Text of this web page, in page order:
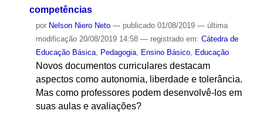
competências
por Nelson Niero Neto — publicado01/08/2019 — última
modificação20/08/2019 14:58 — registrado em: Cátedra de
Educação Básica, Pedagogia, Ensino Básico, Educação
Novos documentos curriculares destacam
aspectos como autonomia, liberdade e tolerância.
Mas como professores podem desenvolvê-los em
suas aulas e avaliações?